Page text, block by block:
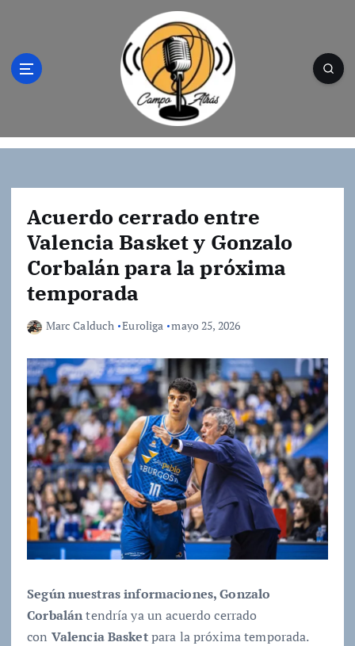
l
Campo Atrás - Tu web de baloncesto donde
mundo de la canasta. Crónicas, noticias,
artículos y fotos del mejor baloncesto
Acuerdo cerrado entre
Valencia Basket y Gonzalo
Corbalán para la próxima
temporada
Marc Calduch Euroliga mayo 25, 2026
Según nuestras informaciones, Gonzalo
Corbalántendría ya un acuerdo cerrado
con Valencia Basketpara la próxima temporada.